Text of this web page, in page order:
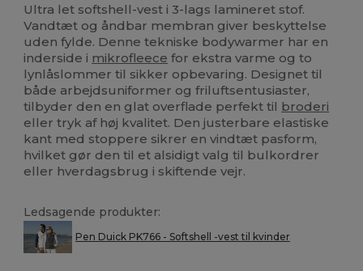
Ultra let softshell-vest i 3-lags lamineret stof.
Vandtæt og åndbar membran giver beskyttelse
uden fylde. Denne tekniske bodywarmer har en
inderside i mikrofleece for ekstra varme og to
lynlåslommer til sikker opbevaring. Designet til
både arbejdsuniformer og friluftsentusiaster,
tilbyder den en glat overflade perfekt til broderi
eller tryk af høj kvalitet. Den justerbare elastiske
kant med stoppere sikrer en vindtæt pasform,
hvilket gør den til et alsidigt valg til bulkordrer
eller hverdagsbrug i skiftende vejr.
Ledsagende produkter:
Pen Duick PK766 - Softshell -vest til kvinder